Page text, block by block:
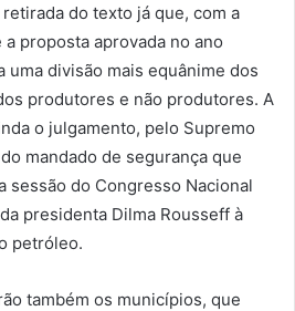
do texto já que, com a
proposta aprovada no ano
uma divisão mais equânime dos
produtores e não produtores. A
o julgamento, pelo Supremo
mandado de segurança que
sessão do Congresso Nacional
presidenta Dilma Rousseff à
petróleo.
também os municípios, que